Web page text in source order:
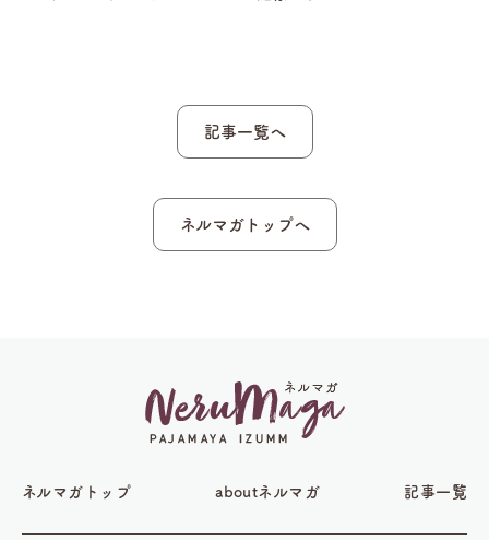
記事一覧へ
ネルマガトップへ
ネルマガトップ aboutネルマガ 記事一覧